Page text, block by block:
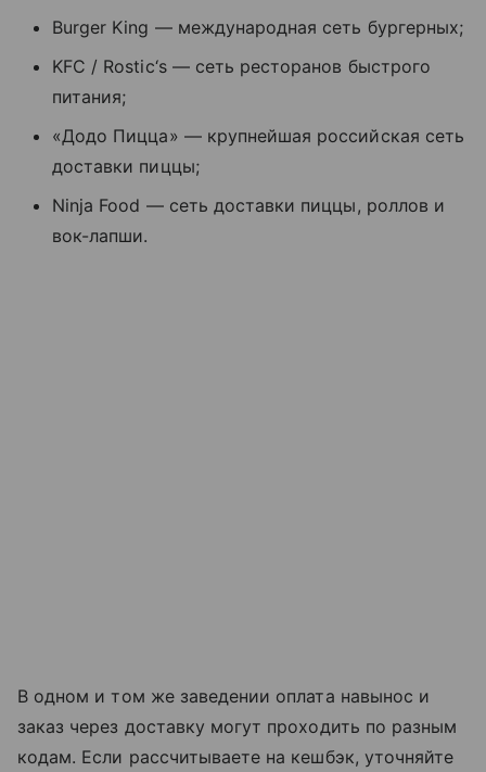
Burger King — международная сеть бургерных;
KFC / Rostic‘s — сеть ресторанов быстрого
питания;
«Додо Пицца» — крупнейшая российская сеть
доставки пиццы;
Ninja Food — сеть доставки пиццы, роллов и
вок-лапши.
В одном и том же заведении оплата навынос и
заказ через доставку могут проходить по разным
кодам. Если рассчитываете на кешбэк, уточняйте